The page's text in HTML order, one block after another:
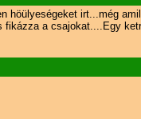
irt...még
fikázza a csajokat....Egy